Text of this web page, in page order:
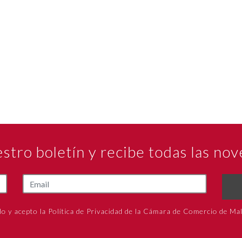
boletín y recibe todas las
y acepto la Política de Privacidad de la Cámara de Comercio de